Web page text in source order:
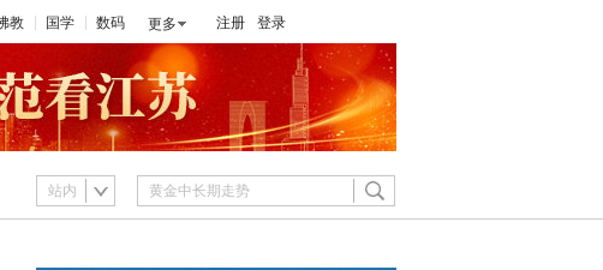
教 国学 数码 更多 注册 登录
站内